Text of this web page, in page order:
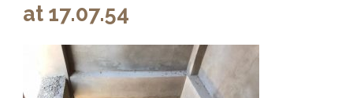
at 17.07.54